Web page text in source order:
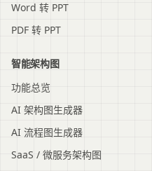
Word 转 PPT
PDF 转 PPT
智能架构图
功能总览
AI 架构图生成器
AI 流程图生成器
SaaS / 微服务架构图